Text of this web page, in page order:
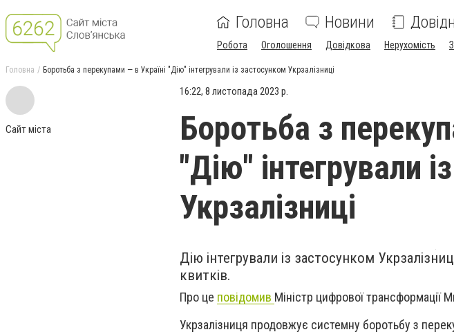
Головна Новини
Робота Оголошення Довідкова Нерухомість
Головна Боротьба з перекупами — в Україні "Дію" інтегрували із застосунком Укрзалізниці
Сайт міста
16:22, 8 листопада 2023 р.
Боротьба з
"Дію" інтегрували
Укрзалізниці
Дію інтегрували із застосунком
квитків.
Про це повідомив Міністр цифрової трансформації
Укрзалізниця продовжує системну боротьбу з